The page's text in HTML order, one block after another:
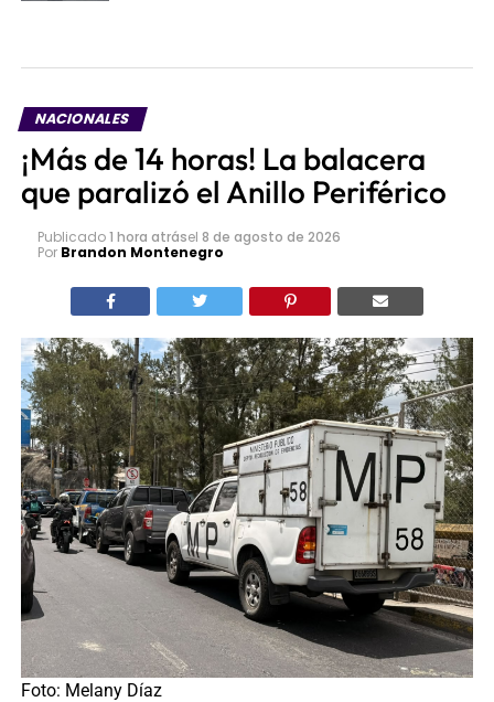
NACIONALES
¡Más de 14 horas! La balacera
que paralizó el Anillo Periférico
Publicado1 hora atrásel 8 de agosto de 2026
Por Brandon Montenegro
Foto: Melany Díaz